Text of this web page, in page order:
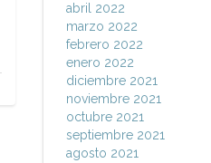
abril 2022
marzo 2022
febrero 2022
enero 2022
diciembre 2021
noviembre 2021
octubre 2021
septiembre 2021
agosto 2021